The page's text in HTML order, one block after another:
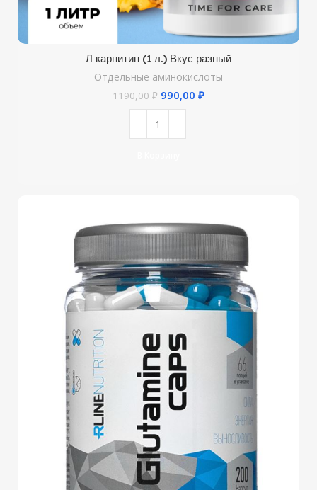
Л карнитин (1 л.) Вкус разный
Отдельные аминокислоты
1190,00₽ 990,00 ₽